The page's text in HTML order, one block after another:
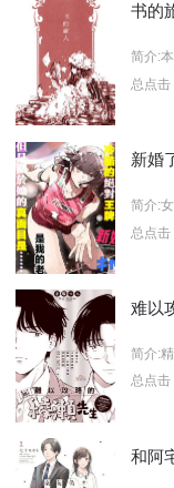
书的
简介:
总点击
新婚
简介:
总点
难以
简介:
总点击
和阿